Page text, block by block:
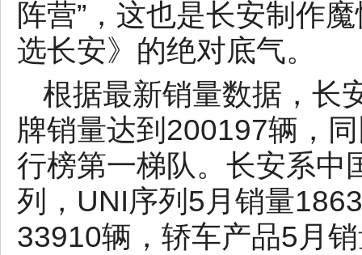
阵营”，这也是长安制作
选长安》的绝对底气。
根据最新销量数据，长
牌销量达到200197辆，
行榜第一梯队。长安系中
列，UNI序列5月销量
33910辆，轿车产品5月